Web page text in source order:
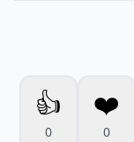
👍
0
❤️
0